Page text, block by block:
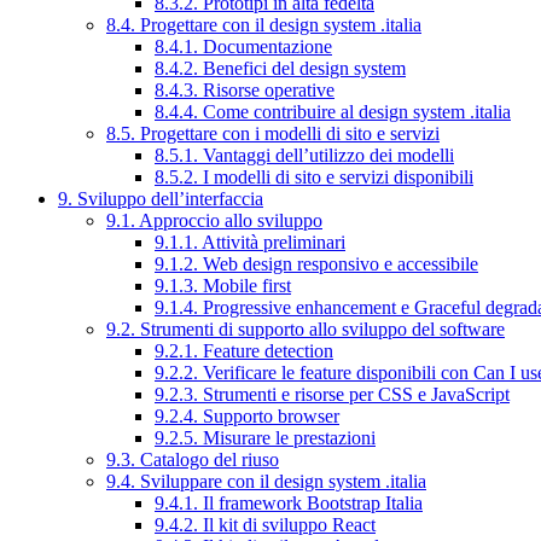
8.4. Progettare con il design system .italia
8.4.1. Documentazione
8.4.2. Benefici del design system
8.4.3. Risorse operative
8.4.4. Come contribuire al design system .italia
8.5. Progettare con i modelli di sito e servizi
8.5.1. Vantaggi dell’utilizzo dei modelli
8.5.2. I modelli di sito e servizi disponibili
9. Sviluppo dell’interfaccia
9.1. Approccio allo sviluppo
9.1.1. Attività preliminari
9.1.2. Web design responsivo e accessibile
9.1.3. Mobile first
9.1.4. Progressive enhancement e Graceful
9.2. Strumenti di supporto allo sviluppo del software
9.2.1. Feature detection
9.2.2. Verificare le feature disponibili con Can I
9.2.3. Strumenti e risorse per CSS e JavaScript
9.2.4. Supporto browser
9.2.5. Misurare le prestazioni
9.3. Catalogo del riuso
9.4. Sviluppare con il design system .italia
9.4.1. Il framework Bootstrap Italia
9.4.2. Il kit di sviluppo React